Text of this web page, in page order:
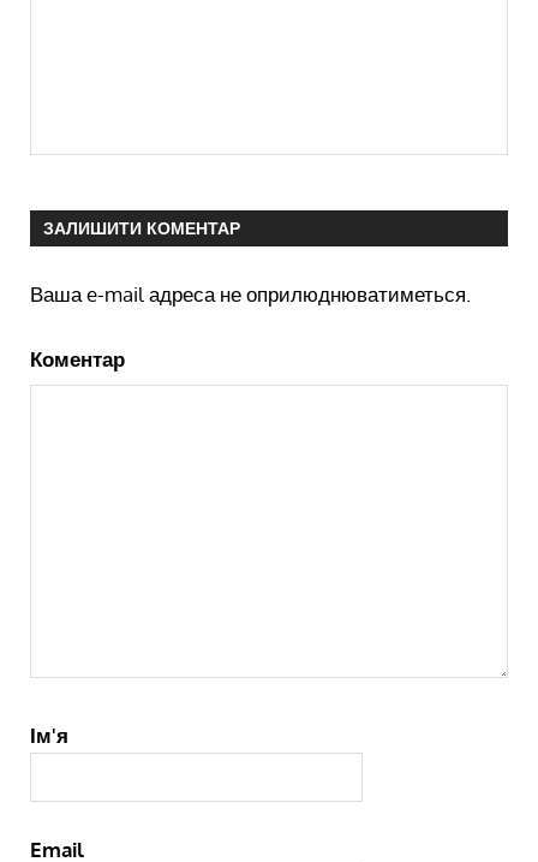
ЗАЛИШИТИ КОМЕНТАР
Ваша e-mail адреса не оприлюднюватиметься.
Коментар
Ім'я
Email